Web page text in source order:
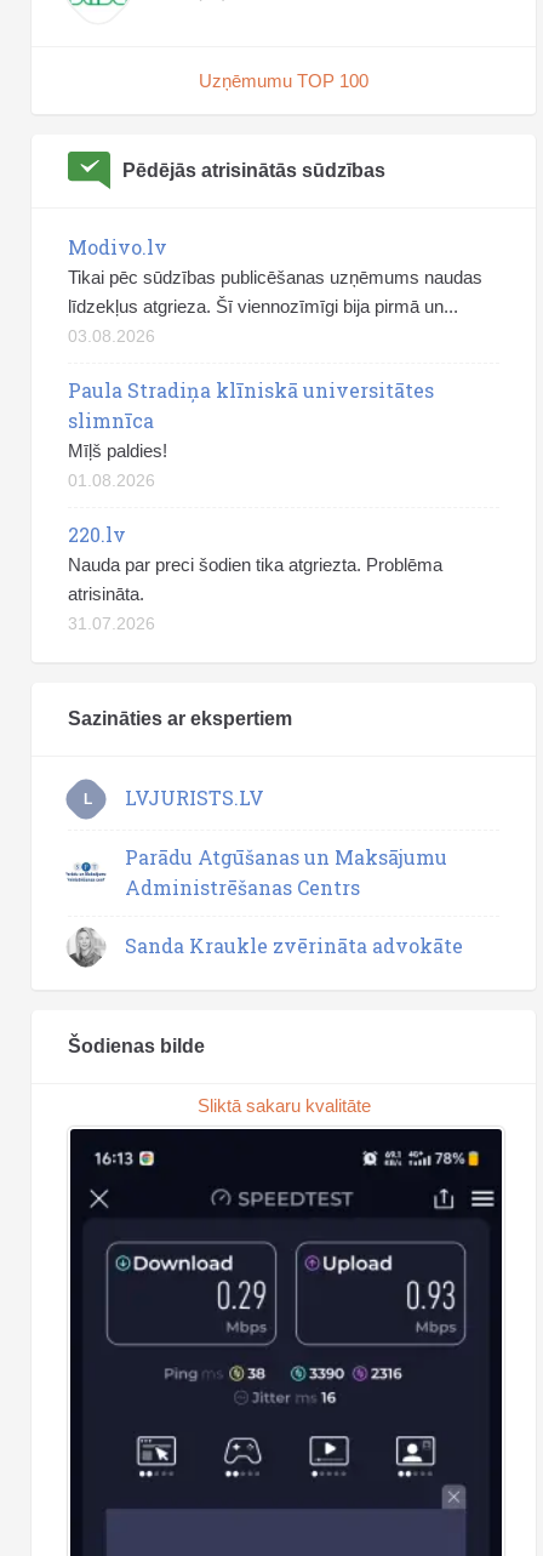
Uzņēmumu TOP 100
Pēdējās atrisinātās sūdzības
Modivo.lv
Tikai pēc sūdzības publicēšanas uzņēmums naudas
līdzekļus atgrieza. Šī viennozīmīgi bija pirmā un...
03.08.2026
Paula Stradiņa klīniskā universitātes
slimnīca
Mīļš paldies!
01.08.2026
220.lv
Nauda par preci šodien tika atgriezta. Problēma
atrisināta.
31.07.2026
Sazināties ar ekspertiem
L LVJURISTS.LV
Parādu Atgūšanas un Maksājumu
Administrēšanas Centrs
Sanda Kraukle zvērināta advokāte
Šodienas bilde
Sliktā sakaru kvalitāte